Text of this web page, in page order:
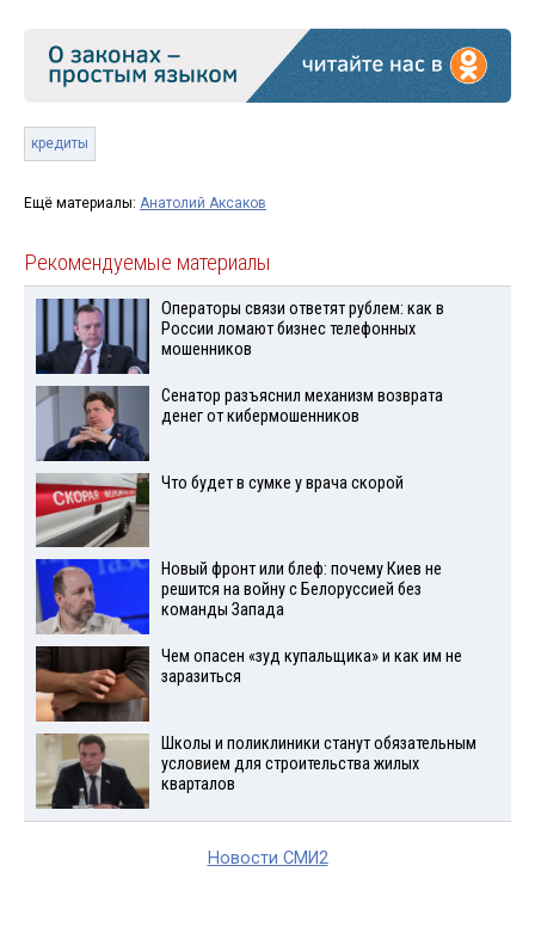
кредиты
Ещё материалы: Анатолий Аксаков
Рекомендуемые материалы
Операторы связи ответят рублем: как в
России ломают бизнес телефонных
мошенников
Сенатор разъяснил механизм возврата
денег от кибермошенников
Что будет в сумке у врача скорой
Новый фронт или блеф: почему Киев не
решится на войну с Белоруссией без
команды Запада
Чем опасен «зуд купальщика» и как им не
заразиться
Школы и поликлиники станут обязательным
условием для строительства жилых
кварталов
Новости СМИ2